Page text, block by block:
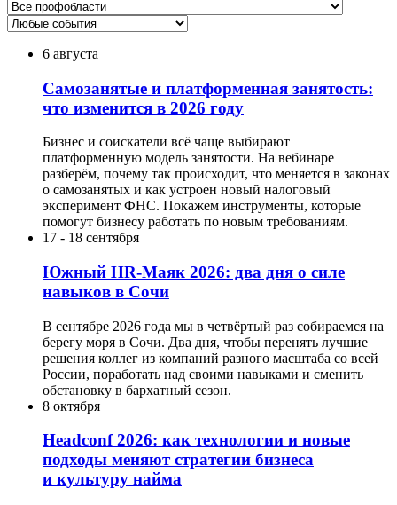
6 августа
Самозанятые и платформенная занятость:
что изменится в 2026 году
Бизнес и соискатели всё чаще выбирают
платформенную модель занятости. На вебинаре
разберём, почему так происходит, что меняется в законах
о самозанятых и как устроен новый налоговый
эксперимент ФНС. Покажем инструменты, которые
помогут бизнесу работать по новым требованиям.
17 - 18 сентября
Южный HR-Маяк 2026: два дня о силе
навыков в Сочи
В сентябре 2026 года мы в четвёртый раз собираемся на
берегу моря в Сочи. Два дня, чтобы перенять лучшие
решения коллег из компаний разного масштаба со всей
России, поработать над своими навыками и сменить
обстановку в бархатный сезон.
8 октября
Headсonf 2026: как технологии и новые
подходы меняют стратегии бизнеса
и культуру найма